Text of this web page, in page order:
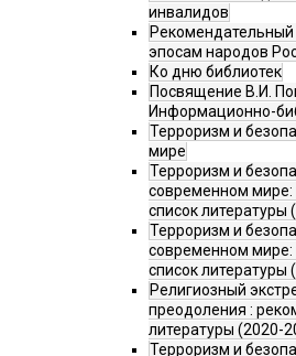
инвалидов
Рекомендательный
эпосам народов
Ко дню библиотек
Посвящение В.И.
Информационно-
Терроризм и
мире
Терроризм и
современном
список литературы
Терроризм и
современном
список литературы
Религиозный
преодоления :
литературы (2020-
Терроризм и